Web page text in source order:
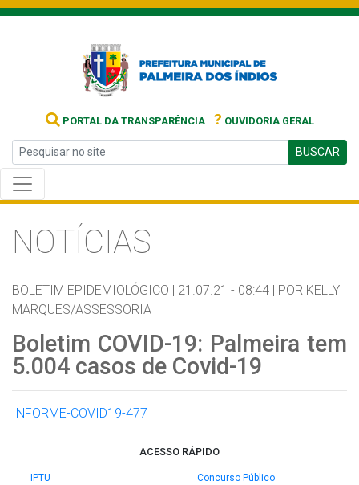
PORTAL DA TRANSPARÊNCIA ? OUVIDORIA GERAL
BUSCAR
NOTÍCIAS
BOLETIM EPIDEMIOLÓGICO | 21.07.21 - 08:44 | POR KELLY
MARQUES/ASSESSORIA
Boletim COVID-19: Palmeira tem
5.004 casos de Covid-19
INFORME-COVID19-477
ACESSO RÁPIDO
IPTU
Concurso Público